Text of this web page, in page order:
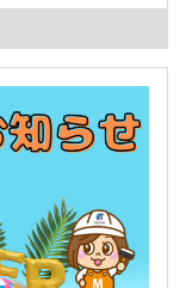
した！スタッ